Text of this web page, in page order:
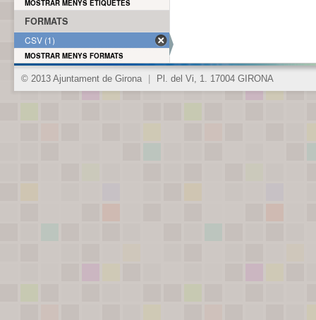
MOSTRAR MENYS ETIQUETES
FORMATS
CSV (1)
MOSTRAR MENYS FORMATS
© 2013 Ajuntament de Girona Pl. del Vi, 1. 17004 GIRONA